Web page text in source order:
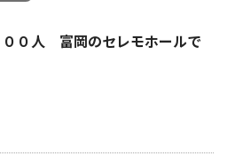
００人 富岡のセレモホールで